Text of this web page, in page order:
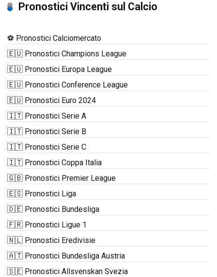
Pronostici Vincenti sul Calcio
⚽ Pronostici Calciomercato
🇪🇺 Pronostici Champions League
🇪🇺 Pronostici Europa League
🇪🇺 Pronostici Conference League
🇪🇺 Pronostici Euro 2024
🇮🇹 Pronostici Serie A
🇮🇹 Pronostici Serie B
🇮🇹 Pronostici Serie C
🇮🇹 Pronostici Coppa Italia
🇬🇧 Pronostici Premier League
🇪🇸 Pronostici Liga
🇩🇪 Pronostici Bundesliga
🇫🇷 Pronostici Ligue 1
🇳🇱 Pronostici Eredivisie
🇦🇹 Pronostici Bundesliga Austria
🇸🇪 Pronostici Allsvenskan Svezia